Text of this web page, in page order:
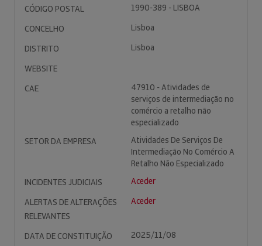
CÓDIGO POSTAL
1990-389 - LISBOA
CONCELHO
Lisboa
DISTRITO
Lisboa
WEBSITE
CAE
47910 - Atividades de
serviços de intermediação no
comércio a retalho não
especializado
SETOR DA EMPRESA
Atividades De Serviços De
Intermediação No Comércio A
Retalho Não Especializado
INCIDENTES JUDICIAIS
Aceder
ALERTAS DE ALTERAÇÕES
RELEVANTES
Aceder
DATA DE CONSTITUIÇÃO 2025/11/08